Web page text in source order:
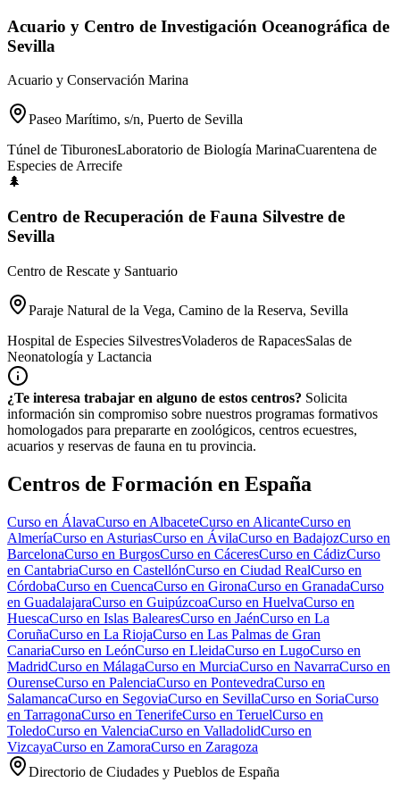
Acuario y Centro de Investigación Oceanográfica de
Sevilla
Acuario y Conservación Marina
Paseo Marítimo, s/n, Puerto de Sevilla
Túnel de TiburonesLaboratorio de Biología MarinaCuarentena de
Especies de Arrecife
🌲
Centro de Recuperación de Fauna Silvestre de
Sevilla
Centro de Rescate y Santuario
Paraje Natural de la Vega, Camino de la Reserva, Sevilla
Hospital de Especies SilvestresVoladeros de RapacesSalas de
Neonatología y Lactancia
¿Te interesa trabajar en alguno de estos centros? Solicita
información sin compromiso sobre nuestros programas formativos
homologados para prepararte en zoológicos, centros ecuestres,
acuarios y reservas de fauna en tu provincia.
Centros de Formación en España
Curso en ÁlavaCurso en AlbaceteCurso en AlicanteCurso en
AlmeríaCurso en AsturiasCurso en ÁvilaCurso en BadajozCurso en
BarcelonaCurso en BurgosCurso en CáceresCurso en CádizCurso
en CantabriaCurso en CastellónCurso en Ciudad RealCurso en
CórdobaCurso en CuencaCurso en GironaCurso en GranadaCurso
en GuadalajaraCurso en GuipúzcoaCurso en HuelvaCurso en
HuescaCurso en Islas BalearesCurso en JaénCurso en La
CoruñaCurso en La RiojaCurso en Las Palmas de Gran
CanariaCurso en LeónCurso en LleidaCurso en LugoCurso en
MadridCurso en MálagaCurso en MurciaCurso en NavarraCurso en
OurenseCurso en PalenciaCurso en PontevedraCurso en
SalamancaCurso en SegoviaCurso en SevillaCurso en SoriaCurso
en TarragonaCurso en TenerifeCurso en TeruelCurso en
ToledoCurso en ValenciaCurso en ValladolidCurso en
VizcayaCurso en ZamoraCurso en Zaragoza
Directorio de Ciudades y Pueblos de España